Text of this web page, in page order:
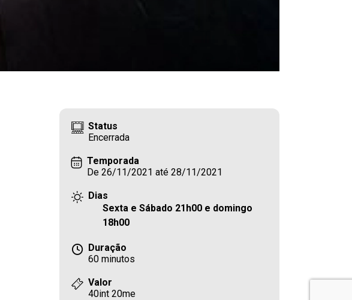
Status
Encerrada
Temporada
De 26/11/2021 até 28/11/2021
Dias
Sexta e Sábado 21h00 e domingo
18h00
Duração
60 minutos
Valor
40int 20me